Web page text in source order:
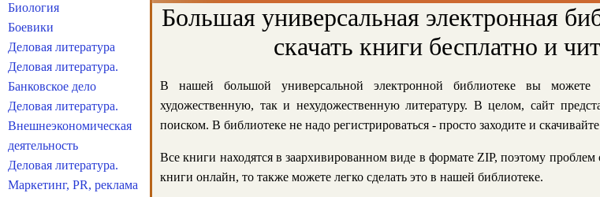
Большая универсальная электронная
скачать книги бесплатно и
В нашей большой универсальной электронной библиотеке вы можете
художественную, так и нехудожественную литературу. В целом, сайт
поиском. В библиотеке не надо регистрироваться - просто заходите и
Все книги находятся в заархивированном виде в формате ZIP, поэтому
книги онлайн, то также можете легко сделать это в нашей библиотеке.
Биология
Боевики
Деловая литература
Деловая литература.
Банковское дело
Деловая литература.
Внешнеэкономическая
деятельность
Деловая литература.
Маркетинг, PR, реклама